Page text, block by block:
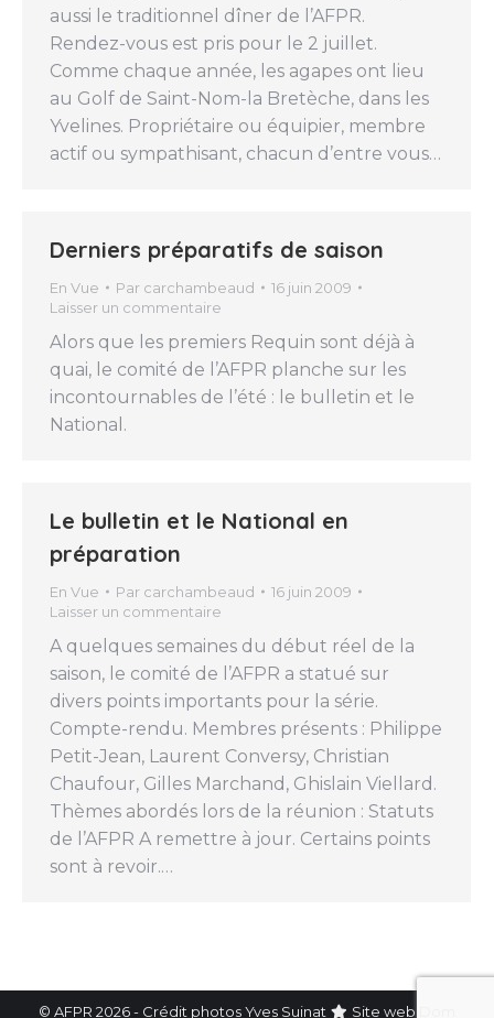
aussi le traditionnel dîner de l’AFPR.
Rendez-vous est pris pour le 2 juillet.
Comme chaque année, les agapes ont lieu
au Golf de Saint-Nom-la Bretèche, dans les
Yvelines. Propriétaire ou équipier, membre
actif ou sympathisant, chacun d’entre vous…
Derniers préparatifs de saison
En Vue Par carchambeaud
16 juin 2009
Laisser un commentaire
Alors que les premiers Requin sont déjà à
quai, le comité de l’AFPR planche sur les
incontournables de l’été : le bulletin et le
National.
Le bulletin et le National en
préparation
En Vue Par carchambeaud
16 juin 2009
Laisser un commentaire
A quelques semaines du début réel de la
saison, le comité de l’AFPR a statué sur
divers points importants pour la série.
Compte-rendu. Membres présents : Philippe
Petit-Jean, Laurent Conversy, Christian
Chaufour, Gilles Marchand, Ghislain Viellard.
Thèmes abordés lors de la réunion : Statuts
de l’AFPR A remettre à jour. Certains points
sont à revoir.…
© AFPR 2026 - Crédit photos Yves Suinat Site web